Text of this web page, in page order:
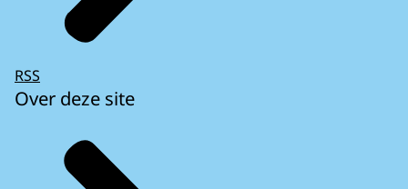
RSS
Over deze site